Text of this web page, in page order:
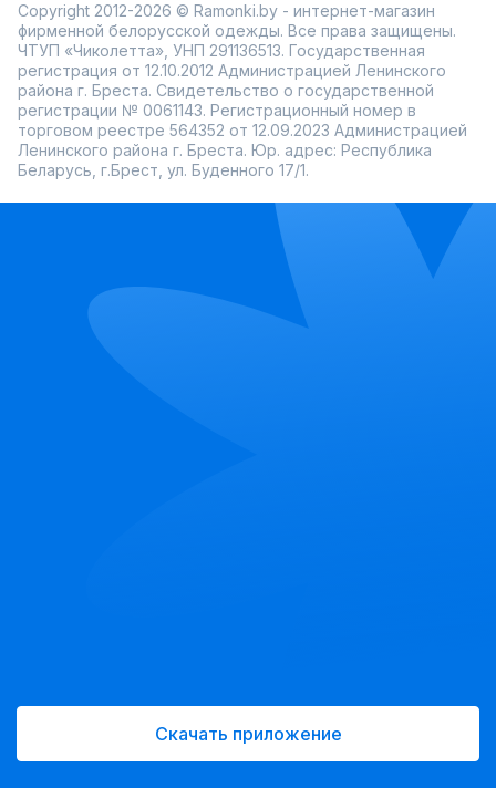
Copyright 2012-2026 © Ramonki.by - интернет-магазин
фирменной белорусской одежды. Все права защищены.
ЧТУП «Чиколетта», УНП 291136513. Государственная
регистрация от 12.10.2012 Администрацией Ленинского
района г. Бреста. Свидетельство о государственной
регистрации № 0061143. Регистрационный номер в
торговом реестре 564352 от 12.09.2023 Администрацией
Ленинского района г. Бреста. Юр. адрес: Республика
Беларусь, г.Брест, ул. Буденного 17/1.
Скачать приложение